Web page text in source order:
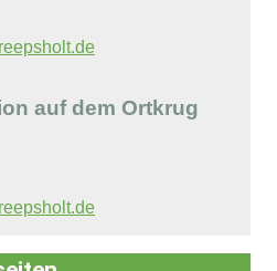
auf dem Ortkrug